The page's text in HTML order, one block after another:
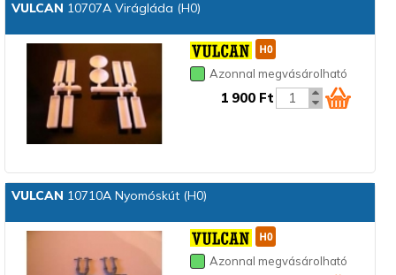
VULCAN 10707A Virágláda (H0)
Azonnal megvásárolható
1 900 Ft
VULCAN 10710A Nyomóskút (H0)
Azonnal megvásárolható